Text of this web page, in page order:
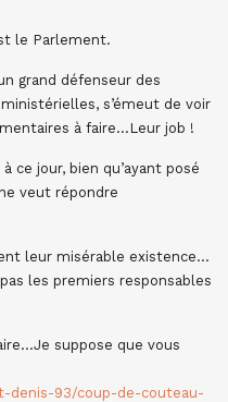
le Parlement.
grand défenseur des
s’émeut de voir
à faire…Leur job !
ce jour, bien qu’ayant posé
veut répondre
leur misérable existence…
les premiers responsables
suppose que vous
denis-93/coup-de-couteau-